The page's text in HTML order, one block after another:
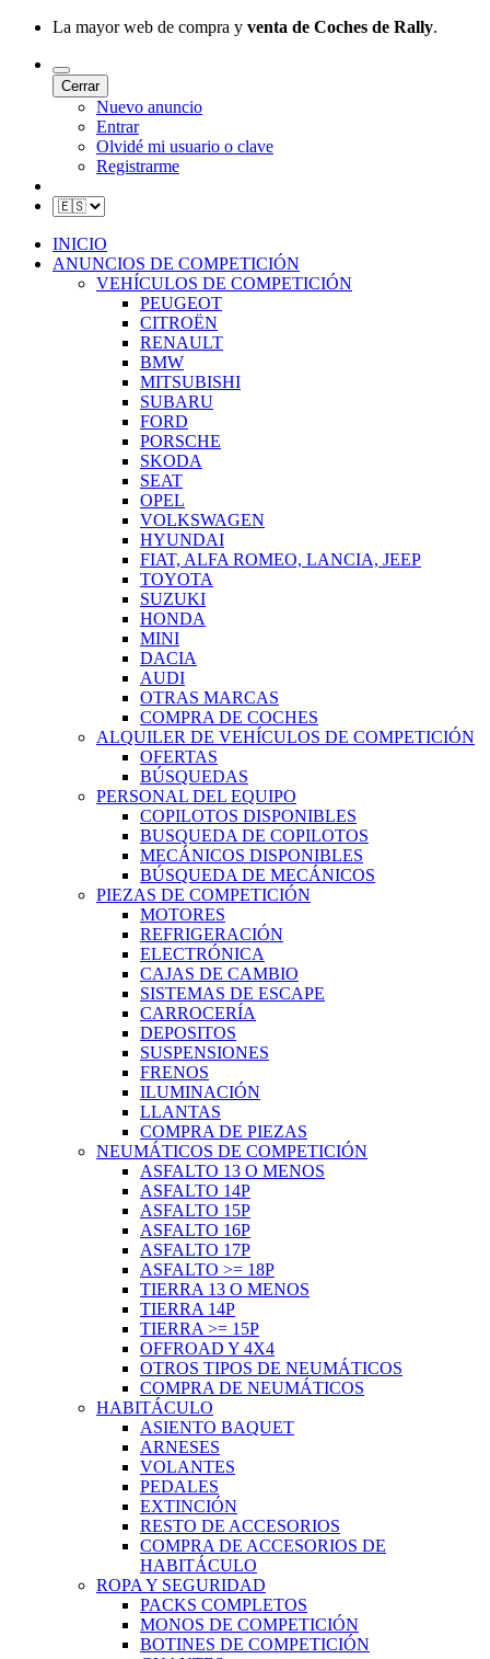
La mayor web de compra y venta de Coches de Rally.
Cerrar
Nuevo anuncio
Entrar
Olvidé mi usuario o clave
Registrarme
INICIO
ANUNCIOS DE COMPETICIÓN
VEHÍCULOS DE COMPETICIÓN
PEUGEOT
CITROËN
RENAULT
BMW
MITSUBISHI
SUBARU
FORD
PORSCHE
SKODA
SEAT
OPEL
VOLKSWAGEN
HYUNDAI
FIAT, ALFA ROMEO, LANCIA, JEEP
TOYOTA
SUZUKI
HONDA
MINI
DACIA
AUDI
OTRAS MARCAS
COMPRA DE COCHES
ALQUILER DE VEHÍCULOS DE COMPETICIÓN
OFERTAS
BÚSQUEDAS
PERSONAL DEL EQUIPO
COPILOTOS DISPONIBLES
BUSQUEDA DE COPILOTOS
MECÁNICOS DISPONIBLES
BÚSQUEDA DE MECÁNICOS
PIEZAS DE COMPETICIÓN
MOTORES
REFRIGERACIÓN
ELECTRÓNICA
CAJAS DE CAMBIO
SISTEMAS DE ESCAPE
CARROCERÍA
DEPOSITOS
SUSPENSIONES
FRENOS
ILUMINACIÓN
LLANTAS
COMPRA DE PIEZAS
NEUMÁTICOS DE COMPETICIÓN
ASFALTO 13 O MENOS
ASFALTO 14P
ASFALTO 15P
ASFALTO 16P
ASFALTO 17P
ASFALTO >= 18P
TIERRA 13 O MENOS
TIERRA 14P
TIERRA >= 15P
OFFROAD Y 4X4
OTROS TIPOS DE NEUMÁTICOS
COMPRA DE NEUMÁTICOS
HABITÁCULO
ASIENTO BAQUET
ARNESES
VOLANTES
PEDALES
EXTINCIÓN
RESTO DE ACCESORIOS
COMPRA DE ACCESORIOS DE
HABITÁCULO
ROPA Y SEGURIDAD
PACKS COMPLETOS
MONOS DE COMPETICIÓN
BOTINES DE COMPETICIÓN